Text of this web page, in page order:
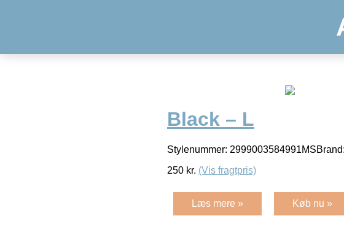
Black – L
Stylenummer:
250 kr. (Vis fragtpris)
Læs mere » Køb nu »